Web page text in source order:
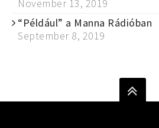
November 13, 2019
“Például” a Manna Rádióban
September 8, 2019